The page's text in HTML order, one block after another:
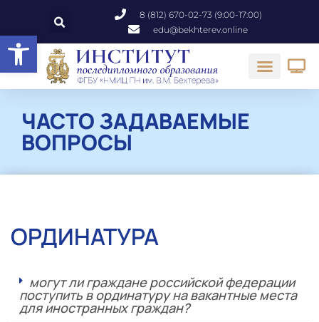
Открыть панель инструментов
8 (812) 670-02-73 (9:00-17:00)
edu@bekhterev.online
ЧАСТО ЗАДАВАЕМЫЕ
ВОПРОСЫ
ОРДИНАТУРА
могут ли граждане российской федерации
поступить в ординатуру на вакантные места
для иностранных граждан?